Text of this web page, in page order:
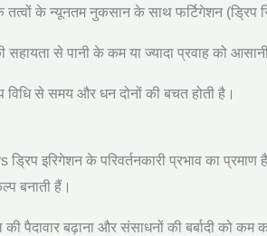
तत्वों के न्यूनतम नुकसान के साथ फर्टिगेशन
सहायता से पानी के कम या ज्यादा प्रवाह को
विधि से समय और धन दोनों की बचत होती है।
ड्रिप इरिगेशन के परिवर्तनकारी प्रभाव का प्रमाण
बनाती हैं।
पैदावार बढ़ाना और संसाधनों की बर्बादी को कम